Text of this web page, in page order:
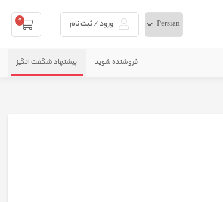
ورود / ثبت نام 0
فروشنده شوید پیشنهاد شگفت انگیز